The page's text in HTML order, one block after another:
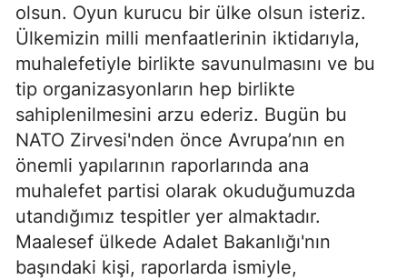
olsun. Oyun kurucu bir ülke olsun isteriz.
Ülkemizin milli menfaatlerinin iktidarıyla,
muhalefetiyle birlikte savunulmasını ve bu
tip organizasyonların hep birlikte
sahiplenilmesini arzu ederiz. Bugün bu
NATO Zirvesi'nden önce Avrupa’nın en
önemli yapılarının raporlarında ana
muhalefet partisi olarak okuduğumuzda
utandığımız tespitler yer almaktadır.
Maalesef ülkede Adalet Bakanlığı'nın
başındaki kişi, raporlarda ismiyle,